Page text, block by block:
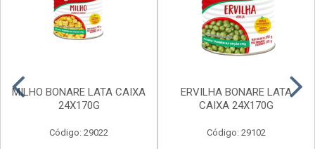
MILHO BONARE LATA CAIXA
24X170G
Código: 29022
ERVILHA BONARE LATA
CAIXA 24X170G
Código: 29102